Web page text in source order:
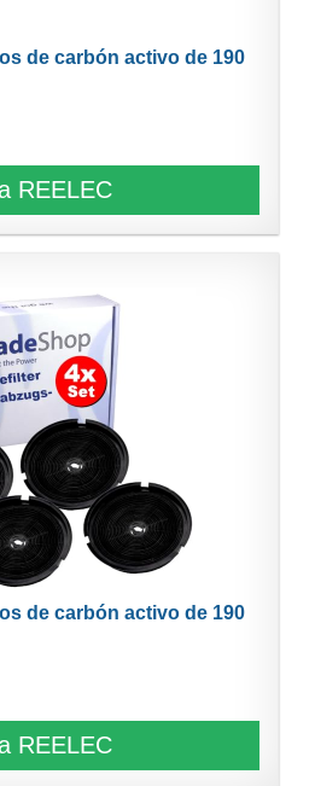
de carbón activo de 190
REELEC
de carbón activo de 190
REELEC